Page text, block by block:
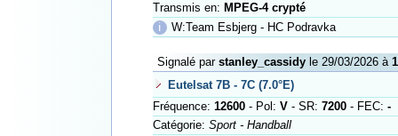
Transmis en: MPEG-4 crypté
ℹ
W:Team Esbjerg - HC Podravka
Signalé par stanley_cassidyle 29/03/2026 à
Eutelsat 7B - 7C (7.0°E)
Fréquence: 12600- Pol: V- SR: 7200- FEC: -
Catégorie: Sport - Handball